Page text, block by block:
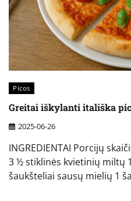
Picos
Greitai iškylanti itališka
2025-06-26
INGREDIENTAI Porcijų
3 ½ stiklinės kvietinių miltų
šaukšteliai sausų mielių 1